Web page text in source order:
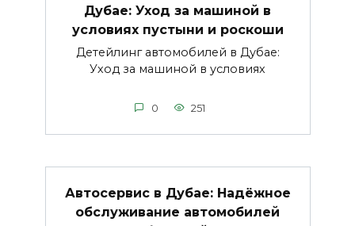
Дубае: Уход за машиной в
условиях пустыни и роскоши
Детейлинг автомобилей в Дубае:
Уход за машиной в условиях
0 251
Автосервис в Дубае: Надёжное
обслуживание автомобилей